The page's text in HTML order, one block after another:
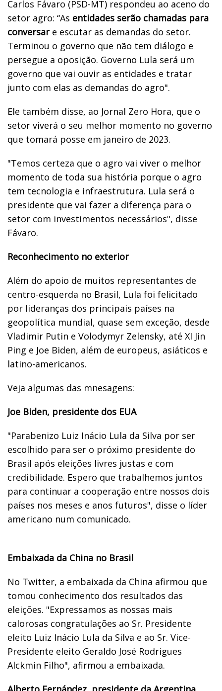
Carlos Fávaro (PSD-MT) respondeu ao aceno do
setor agro: “As entidades serão chamadas para
conversare escutar as demandas do setor.
Terminou o governo que não tem diálogo e
persegue a oposição. Governo Lula será um
governo que vai ouvir as entidades e tratar
junto com elas as demandas do agro".
Ele também disse, ao Jornal Zero Hora, que o
setor viverá o seu melhor momento no governo
que tomará posse em janeiro de 2023.
"Temos certeza que o agro vai viver o melhor
momento de toda sua história porque o agro
tem tecnologia e infraestrutura. Lula será o
presidente que vai fazer a diferença para o
setor com investimentos necessários", disse
Fávaro.
Reconhecimento no exterior
Além do apoio de muitos representantes de
centro-esquerda no Brasil, Lula foi felicitado
por lideranças dos principais países na
geopolítica mundial, quase sem exceção, desde
Vladimir Putin e Volodymyr Zelensky, até XI Jin
Ping e Joe Biden, além de europeus, asiáticos e
latino-americanos.
Veja algumas das mnesagens:
Joe Biden, presidente dos EUA
"Parabenizo Luiz Inácio Lula da Silva por ser
escolhido para ser o próximo presidente do
Brasil após eleições livres justas e com
credibilidade. Espero que trabalhemos juntos
para continuar a cooperação entre nossos dois
países nos meses e anos futuros", disse o líder
americano num comunicado.
Embaixada da China no Brasil
No Twitter, a embaixada da China afirmou que
tomou conhecimento dos resultados das
eleições. "Expressamos as nossas mais
calorosas congratulações ao Sr. Presidente
eleito Luiz Inácio Lula da Silva e ao Sr. Vice-
Presidente eleito Geraldo José Rodrigues
Alckmin Filho", afirmou a embaixada.